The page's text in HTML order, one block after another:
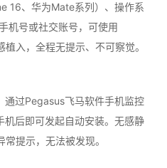
16、华为Mate系列）、操作系
机号或社交账号，可使用
入，全程无提示、不可察觉。
通过Pegasus飞马软件手机监控
机后即可发起自动安装。无感静
提示，无法被发现。